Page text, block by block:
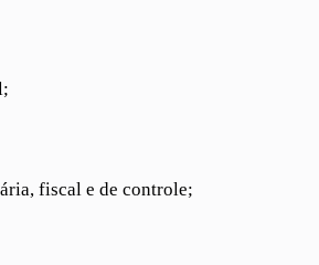
fiscal e de controle;